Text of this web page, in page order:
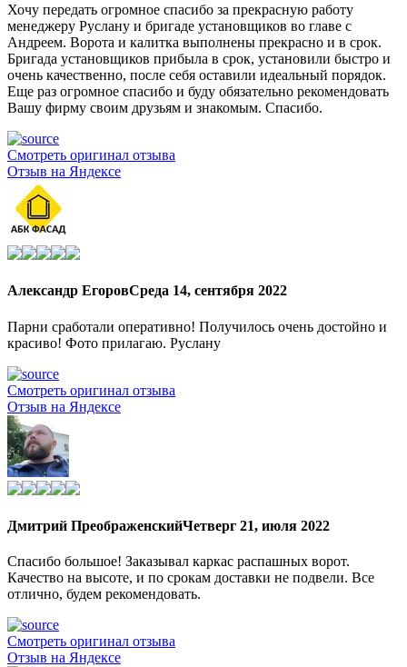
Хочу передать огромное спасибо за прекрасную работу
менеджеру Руслану и бригаде установщиков во главе с
Андреем. Ворота и калитка выполнены прекрасно и в срок.
Бригада установщиков прибыла в срок, установили быстро и
очень качественно, после себя оставили идеальный порядок.
Еще раз огромное спасибо и буду обязательно рекомендовать
Вашу фирму своим друзьям и знакомым. Спасибо.
Смотреть оригинал отзыва
Отзыв на Яндексе
Александр ЕгоровСреда 14, сентября 2022
Парни сработали оперативно! Получилось очень достойно и
красиво! Фото прилагаю. Руслану
Смотреть оригинал отзыва
Отзыв на Яндексе
Дмитрий ПреображенскийЧетверг 21, июля 2022
Спасибо большое! Заказывал каркас распашных ворот.
Качество на высоте, и по срокам доставки не подвели. Все
отлично, будем рекомендовать.
Смотреть оригинал отзыва
Отзыв на Яндексе